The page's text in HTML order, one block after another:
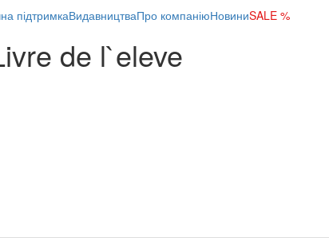
підтримкаВидавництваПро компаніюНовиниSALE %
de l`eleve